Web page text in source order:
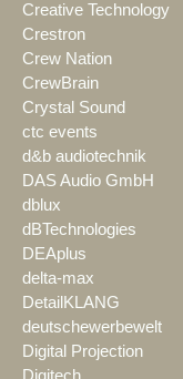
Creative Technology
Crestron
Crew Nation
CrewBrain
Crystal Sound
ctc events
d&b audiotechnik
DAS Audio GmbH
dblux
dBTechnologies
DEAplus
delta-max
DetailKLANG
deutschewerbewelt
Digital Projection